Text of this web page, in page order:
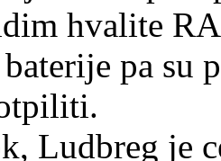
hvalite
pa su
Ludbreg je